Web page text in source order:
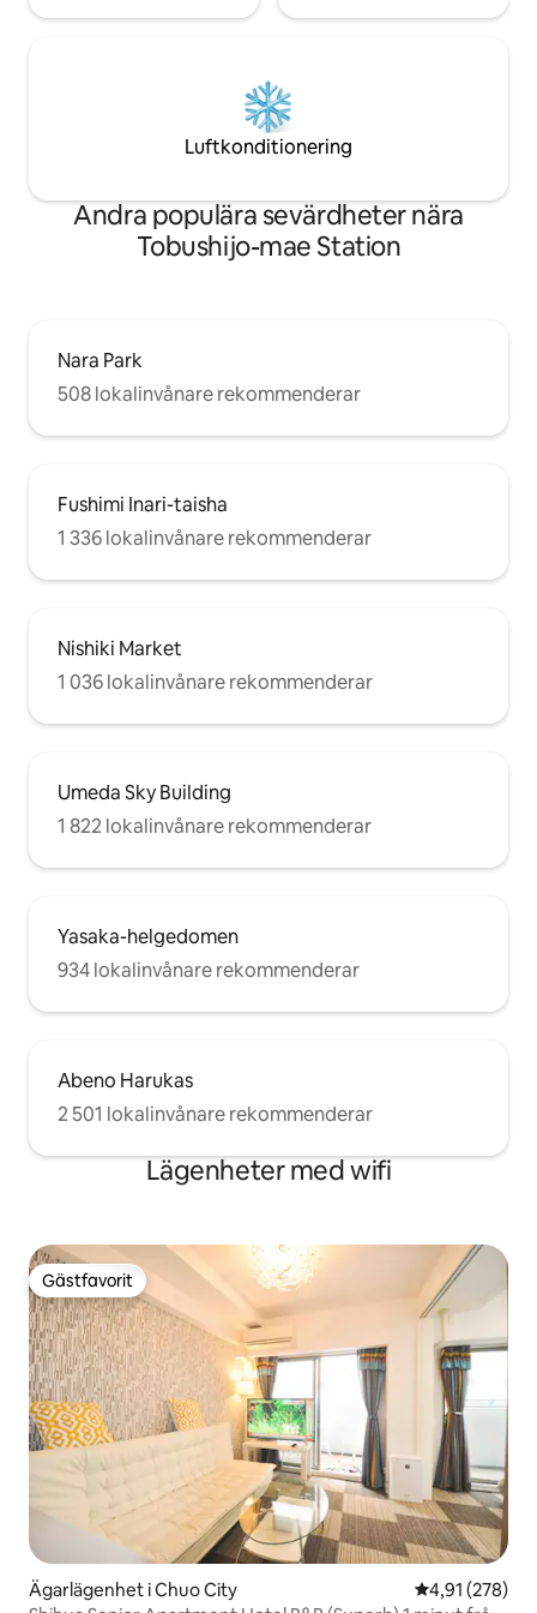
Luftkonditionering
Andra populära sevärdheter nära
Tobushijo-mae Station
Nara Park
508 lokalinvånare rekommenderar
Fushimi Inari-taisha
1 336 lokalinvånare rekommenderar
Nishiki Market
1 036 lokalinvånare rekommenderar
Umeda Sky Building
1 822 lokalinvånare rekommenderar
Yasaka-helgedomen
934 lokalinvånare rekommenderar
Abeno Harukas
2 501 lokalinvånare rekommenderar
Lägenheter med wifi
Gästfavorit
Gästfavorit
Ägarlägenhet i Chuo City 4,91 av 5 i
4,91 (278)